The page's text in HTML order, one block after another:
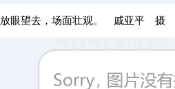
放眼望去，场面壮观。 戚亚平 摄